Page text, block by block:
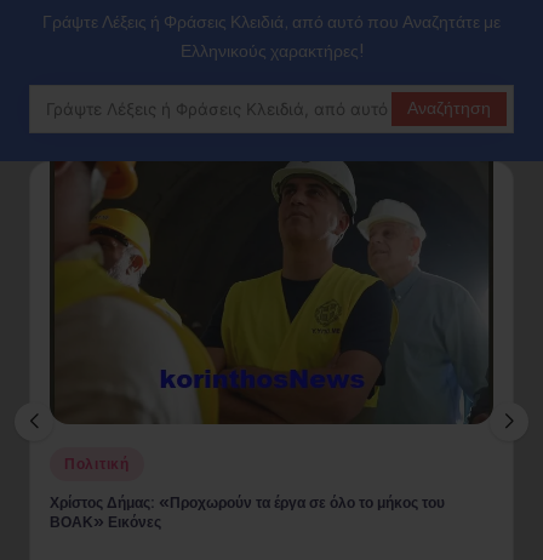
Γράψτε Λέξεις ή Φράσεις Κλειδιά, από αυτό που Αναζητάτε με
Ελληνικούς χαρακτήρες!
Αναζήτηση
Δήμας: «Προχωρούν τα έργα σε όλο το μήκος του
Εικόνες